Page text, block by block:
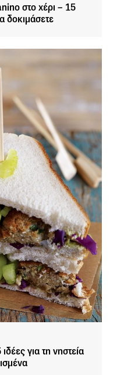
στο χέρι – 15
δοκιμάσετε
για τη νηστεία